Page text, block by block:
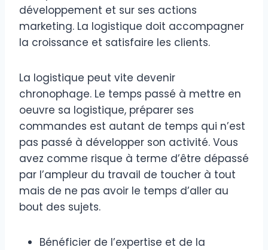
développement et sur ses actions
marketing. La logistique doit accompagner
la croissance et satisfaire les clients.
La logistique peut vite devenir
chronophage. Le temps passé à mettre en
oeuvre sa logistique, préparer ses
commandes est autant de temps qui n’est
pas passé à développer son activité. Vous
avez comme risque à terme d’être dépassé
par l’ampleur du travail de toucher à tout
mais de ne pas avoir le temps d’aller au
bout des sujets.
Bénéficier de l’expertise et de la